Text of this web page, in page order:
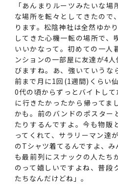
「あんまりルーツみたいな
な場所を転々としてきたので
ります。松陰神社は全然ゆか
してきた心機一転の場所で、
いいかなって。初めての一人
ンションの一部屋に友達が4
びますね。あ、強いていうな
前まで月に1回(1週間)くらい
0代の頃からずっとバイトし
に行きたかったから帰ってま
かも。前のバンドのポスター
たりするんですよ。今も物販
ってくれて、サラリーマン達
のTシャツ着てるんですよ、
も最前列にスナックの人たち
のって嬉しいですよね、普段
たちなんだけどね」。